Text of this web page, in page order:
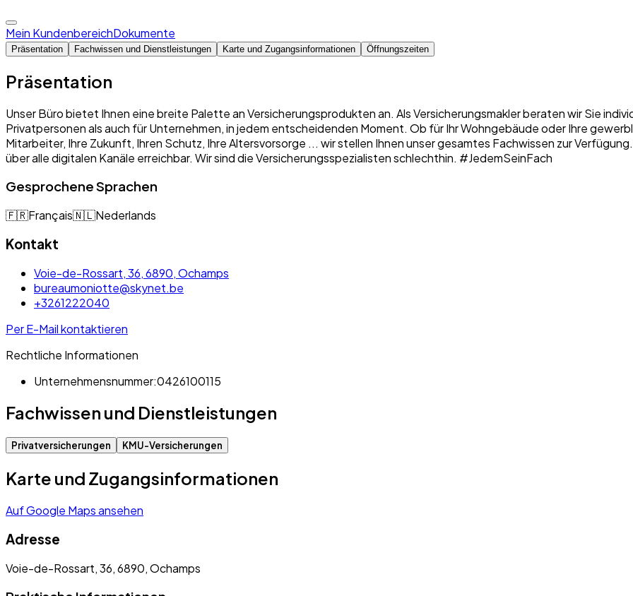
Mein KundenbereichDokumente
Präsentation Fachwissen und Dienstleistungen Karte und Zugangsinformationen Öffnungszeiten
Präsentation
Unser Büro bietet Ihnen eine breite Palette an Versicherungsprodukten an. Als Versicherungsmakler beraten wir Sie
Privatpersonen als auch für Unternehmen, in jedem entscheidenden Moment. Ob für Ihr Wohngebäude oder Ihre
Mitarbeiter, Ihre Zukunft, Ihren Schutz, Ihre Altersvorsorge ... wir stellen Ihnen unser gesamtes Fachwissen zur
über alle digitalen Kanäle erreichbar. Wir sind die Versicherungsspezialisten schlechthin. #JedemSeinFach
Gesprochene Sprachen
🇫🇷Français🇳🇱Nederlands
Kontakt
Voie-de-Rossart, 36, 6890, Ochamps
bureaumoniotte@skynet.be
+3261222040
Per E-Mail kontaktieren
Rechtliche Informationen
Unternehmensnummer:0426100115
Fachwissen und Dienstleistungen
Privatversicherungen KMU-Versicherungen
Karte und Zugangsinformationen
Auf Google Maps ansehen
Adresse
Voie-de-Rossart, 36, 6890, Ochamps